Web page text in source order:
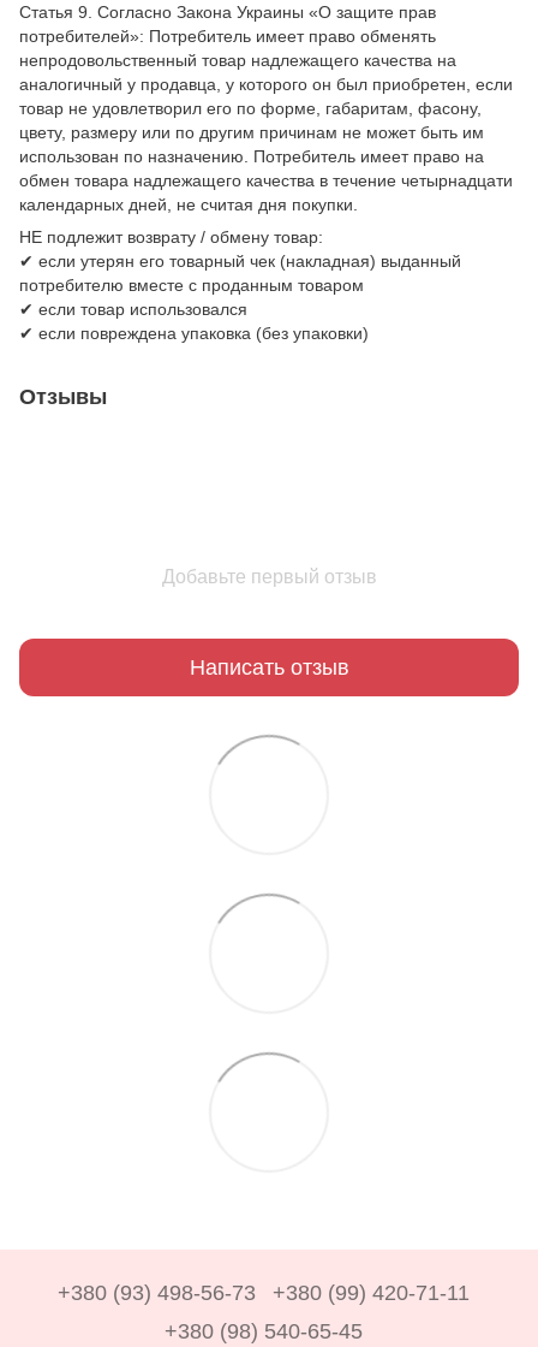
Статья 9. Согласно Закона Украины «О защите прав
потребителей»: Потребитель имеет право обменять
непродовольственный товар надлежащего качества на
аналогичный у продавца, у которого он был приобретен, если
товар не удовлетворил его по форме, габаритам, фасону,
цвету, размеру или по другим причинам не может быть им
использован по назначению. Потребитель имеет право на
обмен товара надлежащего качества в течение четырнадцати
календарных дней, не считая дня покупки.
НЕ подлежит возврату / обмену товар:
✔ если утерян его товарный чек (накладная) выданный
потребителю вместе с проданным товаром
✔ если товар использовался
✔ если повреждена упаковка (без упаковки)
Отзывы
Добавьте первый отзыв
Написать отзыв
+380 (93) 498-56-73
+380 (99) 420-71-11
+380 (98) 540-65-45